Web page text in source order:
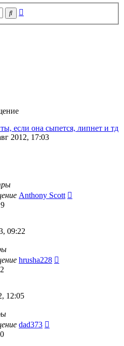
Поиск
если она сыпется, липнет и тд
2012, 17:03
Anthony Scott
09:22
hrusha228
12:05
dad373